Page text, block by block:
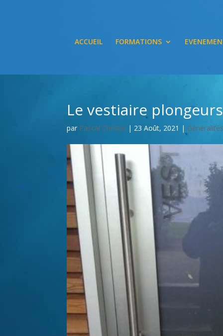
ACCUEIL FORMATIONS
Le vestiaire
par Pascal Christin | 23 Août, 2021 | Généralités